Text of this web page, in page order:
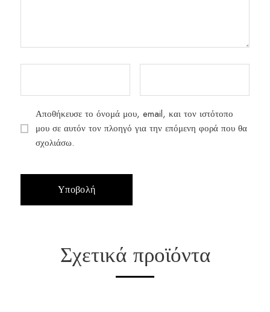
Αποθήκευσε το όνομά μου, email, και τον ιστότοπο
μου σε αυτόν τον πλοηγό για την επόμενη φορά που θα
σχολιάσω.
Σχετικά προϊόντα